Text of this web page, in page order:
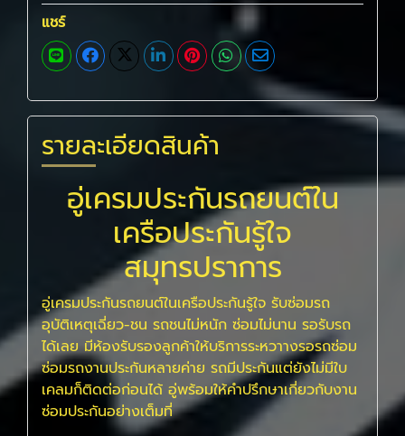
แชร์
รายละเอียดสินค้า
อู่เครมประกันรถยนต์ใน
เครือประกันรู้ใจ
สมุทรปราการ
อู่เครมประกันรถยนต์ในเครือประกันรู้ใจ รับซ่อมรถ
อุบัติเหตุเฉี่ยว-ชน รถชนไม่หนัก ซ่อมไม่นาน รอรับรถ
ได้เลย มีห้องรับรองลูกค้าให้บริการระหวาางรอรถซ่อม
ซ่อมรถงานประกันหลายค่าย รถมีประกันแต่ยังไม่มีใบ
เคลมก็ติดต่อก่อนได้ อู่พร้อมให้คำปรึกษาเกี่ยวกับงาน
ซ่อมประกันอย่างเต็มที่